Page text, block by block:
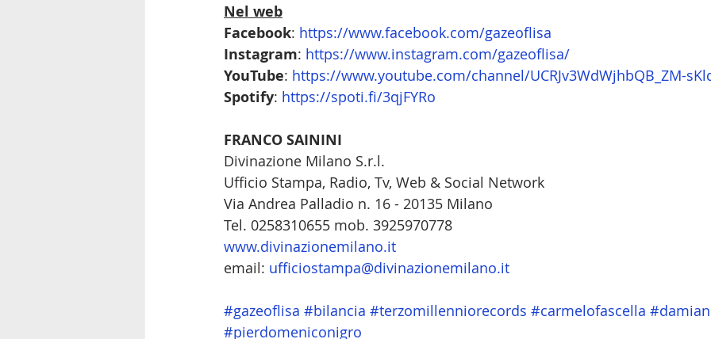
Nel web
Facebook: https://www.facebook.com/gazeoflisa
Instagram: https://www.instagram.com/gazeoflisa/
YouTube: https://www.youtube.com/channel/UCRJv3WdWjhbQB_ZM-
Spotify: https://spoti.fi/3qjFYRo
FRANCO SAININI
Divinazione Milano S.r.l.
Ufficio Stampa, Radio, Tv, Web & Social Network
Via Andrea Palladio n. 16 - 20135 Milano
Tel. 0258310655 mob. 3925970778
www.divinazionemilano.it
email: ufficiostampa@divinazionemilano.it
#gazeoflisa #bilancia #terzomillenniorecords #carmelofascella
#pierdomeniconigro